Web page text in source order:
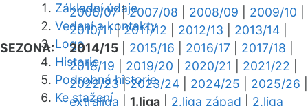
Základní údaje
Vedení a kontakty
Logo
Historie
Podrobná historie
Ke stažení
SEZONA:
2006/07|2007/08 2008/09 2009/10
2010/11|2011/12 2012/13 2013/14
2014/15
2015/16 2016/17 2017/18
2018/19
2019/20 2020/21 2021/22
2022/23|2023/24 2024/25 2025/26
extraliga 1.liga 2.liga západ
2.liga